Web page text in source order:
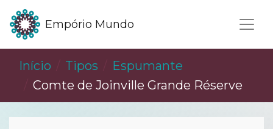
Empório Mundo
Início Tipos
Espumante
Comte de Joinville Grande Réserve